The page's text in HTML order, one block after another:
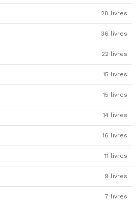
28 livres
36 livres
22 livres
15 livres
15 livres
14 livres
16 livres
11 livres
9 livres
7 livres